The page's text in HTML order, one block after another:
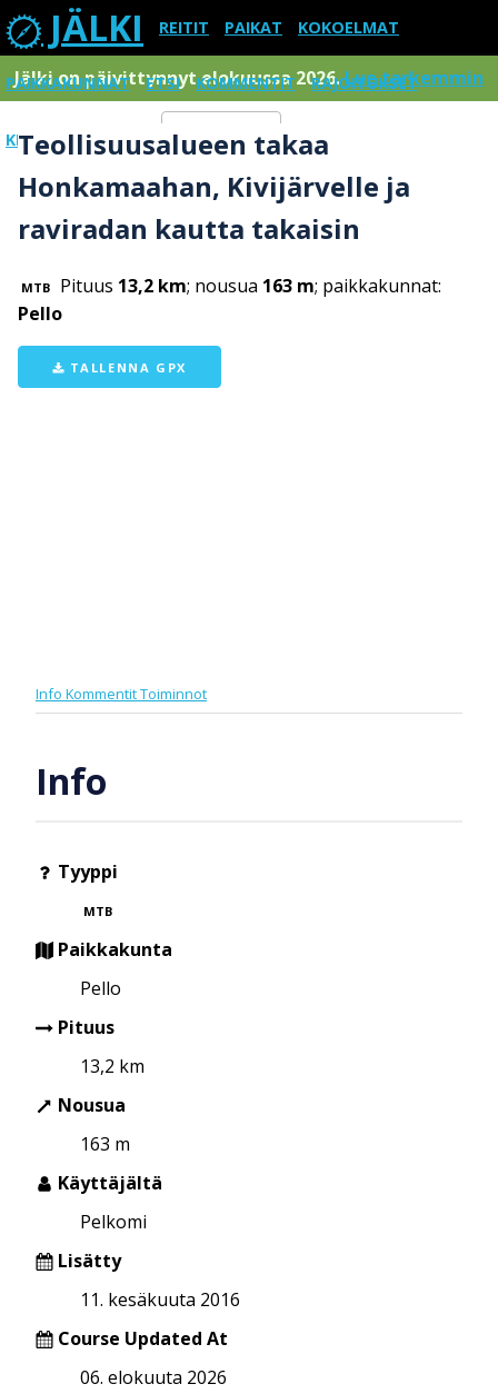
JÄLKI REITIT PAIKAT KOKOELMAT
PAIKKAKUNNAT ETSI KOMMENTIT RAJOITUKSET
KIRJAUDU SISÄÄN Menu
Jälki on päivittynnyt elokuussa 2026.Lue tarkemmin
Teollisuusalueen takaa
Honkamaahan, Kivijärvelle ja
raviradan kautta takaisin
MTB Pituus 13,2 km; nousua 163 m; paikkakunnat:
Pello
TALLENNA GPX
Info KommentitToiminnot
Info
Tyyppi
MTB
Paikkakunta
Pello
Pituus
13,2 km
Nousua
163 m
Käyttäjältä
Pelkomi
Lisätty
11. kesäkuuta 2016
Course Updated At
06. elokuuta 2026